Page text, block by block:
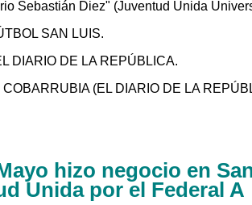
Sebastián Diez" (Juventud Unida
SAN LUIS.
DIARIO DE LA REPÚBLICA.
COBARRUBIA (EL DIARIO DE LA
hizo negocio en
Unida por el Federal A